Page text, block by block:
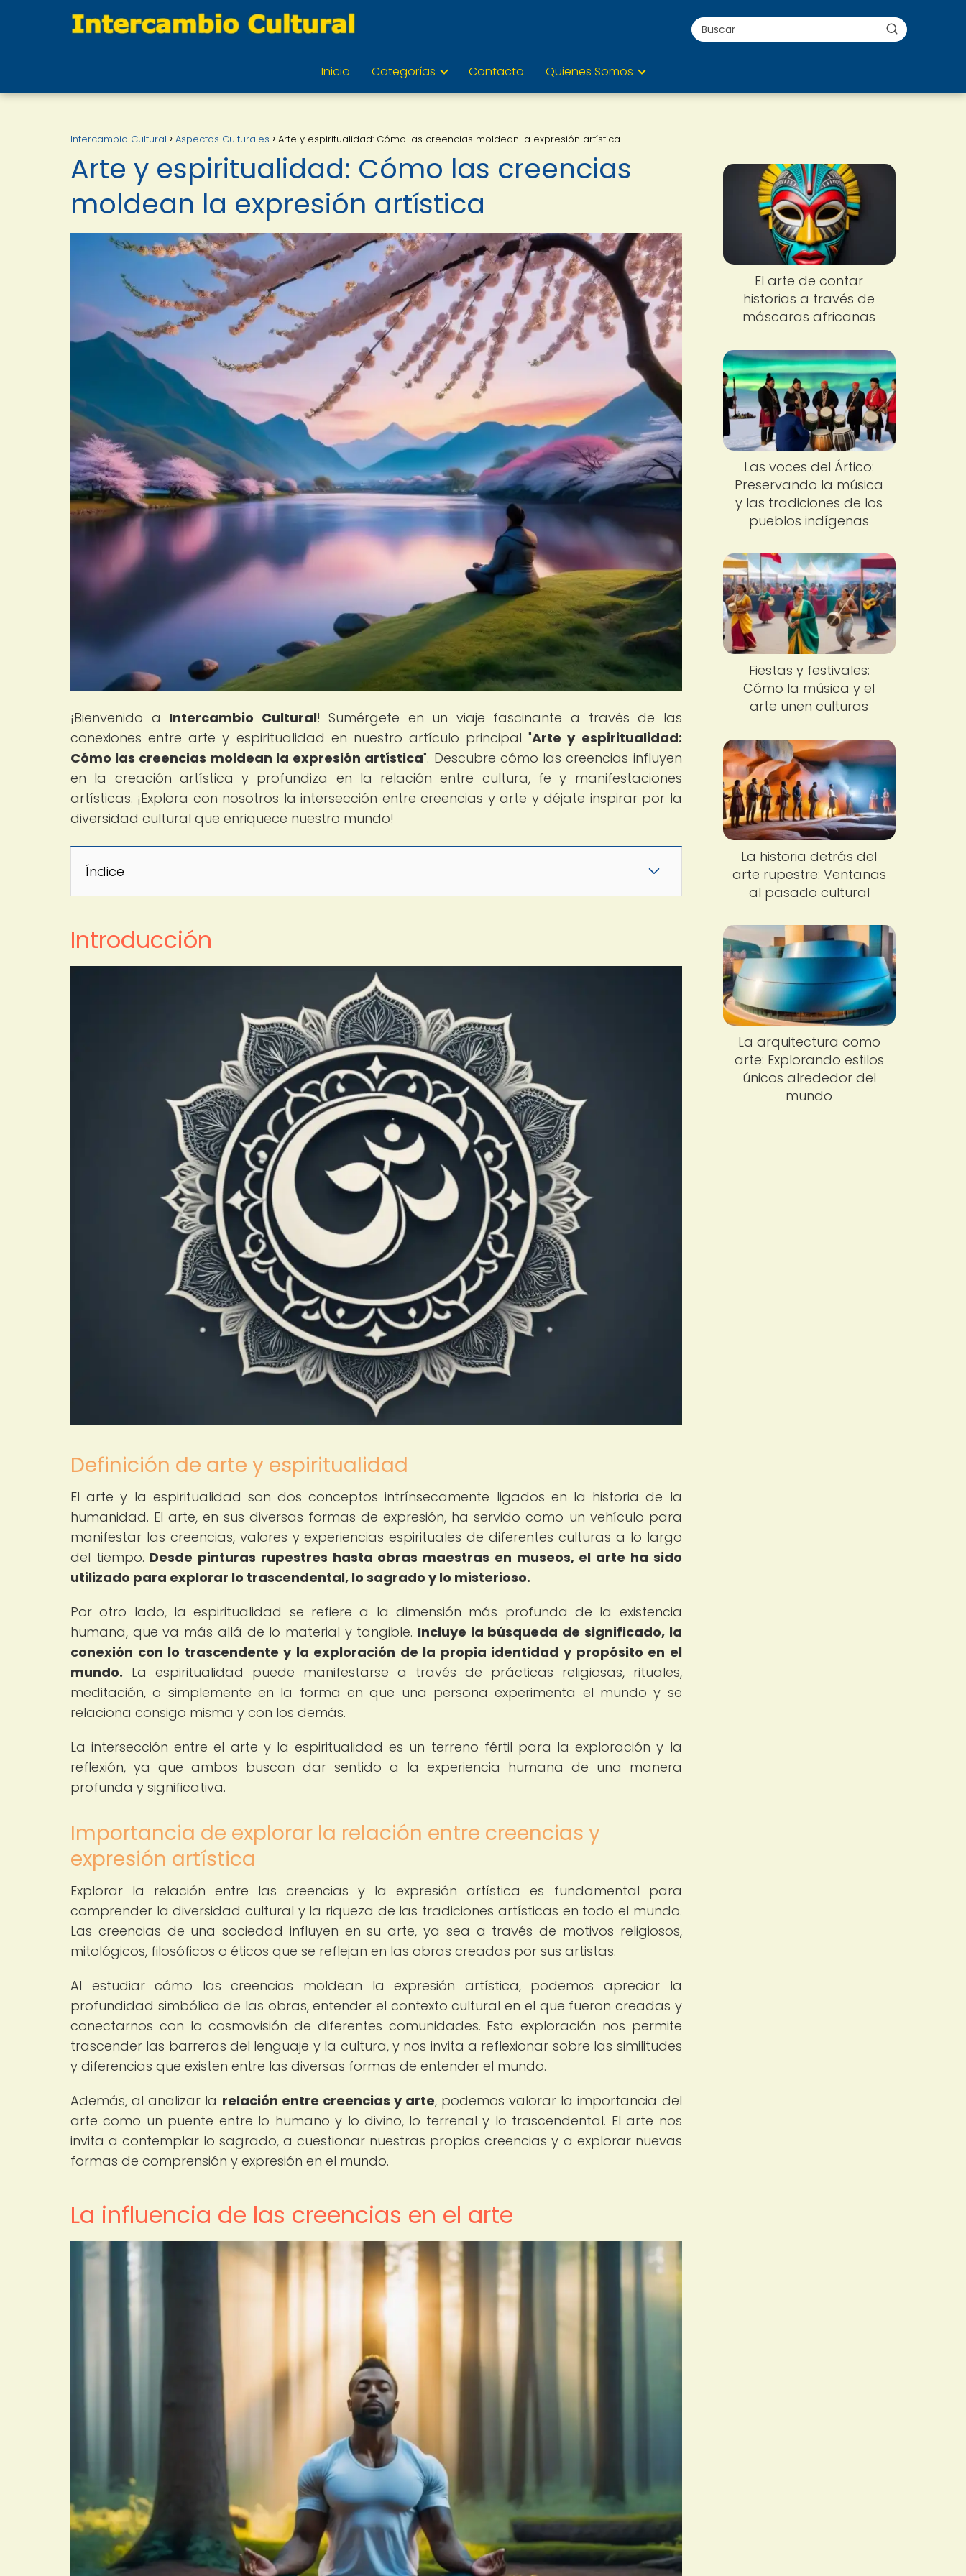
Inicio Categorías Contacto Quienes Somos
Intercambio Cultural Aspectos Culturales Arte y espiritualidad: Cómo las creencias moldean la expresión artística
Arte y espiritualidad: Cómo las creencias
moldean la expresión artística
¡Bienvenido a Intercambio Cultural! Sumérgete en un viaje fascinante a través de las
conexiones entre arte y espiritualidad en nuestro artículo principal "Arte y espiritualidad:
Cómo las creencias moldean la expresión artística". Descubre cómo las creencias influyen
en la creación artística y profundiza en la relación entre cultura, fe y manifestaciones
artísticas. ¡Explora con nosotros la intersección entre creencias y arte y déjate inspirar por la
diversidad cultural que enriquece nuestro mundo!
Índice
Introducción
Definición de arte y espiritualidad
El arte y la espiritualidad son dos conceptos intrínsecamente ligados en la historia de la
humanidad. El arte, en sus diversas formas de expresión, ha servido como un vehículo para
manifestar las creencias, valores y experiencias espirituales de diferentes culturas a lo largo
del tiempo. Desde pinturas rupestres hasta obras maestras en museos, el arte ha sido
utilizado para explorar lo trascendental, lo sagrado y lo misterioso.
Por otro lado, la espiritualidad se refiere a la dimensión más profunda de la existencia
humana, que va más allá de lo material y tangible. Incluye la búsqueda de significado, la
conexión con lo trascendente y la exploración de la propia identidad y propósito en el
mundo. La espiritualidad puede manifestarse a través de prácticas religiosas, rituales,
meditación, o simplemente en la forma en que una persona experimenta el mundo y se
relaciona consigo misma y con los demás.
La intersección entre el arte y la espiritualidad es un terreno fértil para la exploración y la
reflexión, ya que ambos buscan dar sentido a la experiencia humana de una manera
profunda y significativa.
Importancia de explorar la relación entre creencias y
expresión artística
Explorar la relación entre las creencias y la expresión artística es fundamental para
comprender la diversidad cultural y la riqueza de las tradiciones artísticas en todo el mundo.
Las creencias de una sociedad influyen en su arte, ya sea a través de motivos religiosos,
mitológicos, filosóficos o éticos que se reflejan en las obras creadas por sus artistas.
Al estudiar cómo las creencias moldean la expresión artística, podemos apreciar la
profundidad simbólica de las obras, entender el contexto cultural en el que fueron creadas y
conectarnos con la cosmovisión de diferentes comunidades. Esta exploración nos permite
trascender las barreras del lenguaje y la cultura, y nos invita a reflexionar sobre las similitudes
y diferencias que existen entre las diversas formas de entender el mundo.
Además, al analizar la relación entre creencias y arte, podemos valorar la importancia del
arte como un puente entre lo humano y lo divino, lo terrenal y lo trascendental. El arte nos
invita a contemplar lo sagrado, a cuestionar nuestras propias creencias y a explorar nuevas
formas de comprensión y expresión en el mundo.
La influencia de las creencias en el arte
El arte de contar
historias a través de
máscaras africanas
Las voces del Ártico:
Preservando la música
y las tradiciones de los
pueblos indígenas
Fiestas y festivales:
Cómo la música y el
arte unen culturas
La historia detrás del
arte rupestre: Ventanas
al pasado cultural
La arquitectura como
arte: Explorando estilos
únicos alrededor del
mundo